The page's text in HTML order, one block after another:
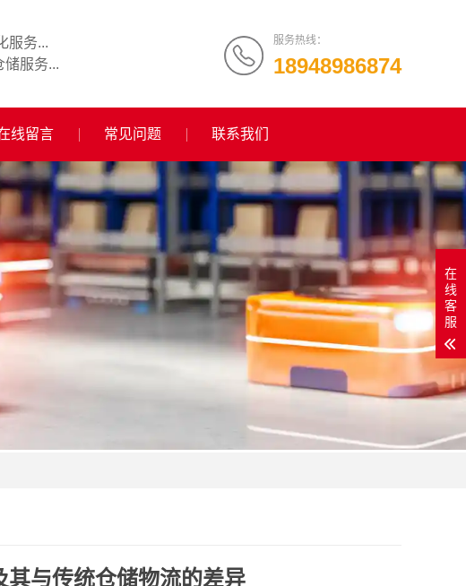
服务热线：
18948986874
服务...
储服务...
线留言 常见问题 联系我们
与传统仓储物流的差异
在
线
客
服